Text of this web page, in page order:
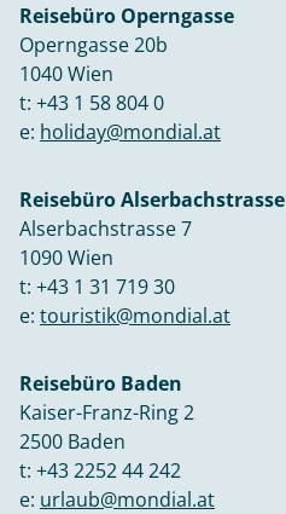
Reisebüro Operngasse
Operngasse 20b
1040 Wien
t: +43 1 58 804 0
e: holiday@mondial.at
Reisebüro Alserbachstrasse
Alserbachstrasse 7
1090 Wien
t: +43 1 31 719 30
e: touristik@mondial.at
Reisebüro Baden
Kaiser-Franz-Ring 2
2500 Baden
t: +43 2252 44 242
e: urlaub@mondial.at